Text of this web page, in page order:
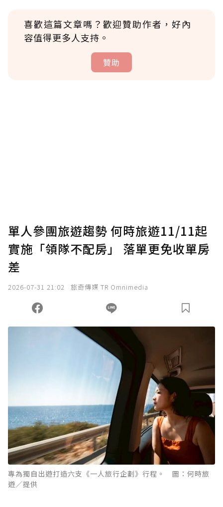
喜歡這篇文章嗎？歡迎贊助作者，好內
容值得更多人支持。
贊助
確認送出
您當前剩餘 U 利點數：0點；前往 購買點數
單人參團旅遊趨勢 何時旅遊11/11起
實施「領隊不配房」 落單更免收單房
差
2026-07-31 21:02 旅奇傳媒 TR Omnimedia
專為獨自出遊打造六支《一人旅行企劃》行程。 圖：何時旅
遊／提供